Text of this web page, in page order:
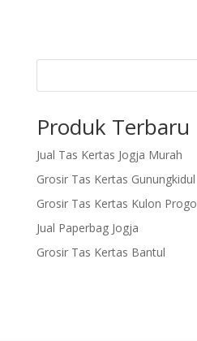
Produk Terbaru
Jual Tas Kertas Jogja Murah
Grosir Tas Kertas Gunungkidul
Grosir Tas Kertas Kulon Progo
Jual Paperbag Jogja
Grosir Tas Kertas Bantul